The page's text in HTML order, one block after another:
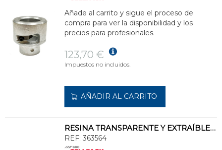
Añade al carrito y sigue el proceso de
compra para ver la disponibilidad y los
precios para profesionales.
123,70 €
Impuestos no incluidos.
AÑADIR AL CARRITO
RESINA TRANSPARENTE Y EXTRAÍBLE CG 1000 CON BASE DE HIDROCARBONO (BOLSA 1000ml)
REF: 363564